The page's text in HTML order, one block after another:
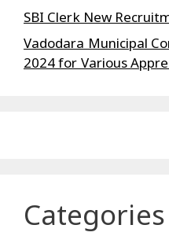
SBI Clerk New
Vadodara Municipal
2024 for Various
Categories